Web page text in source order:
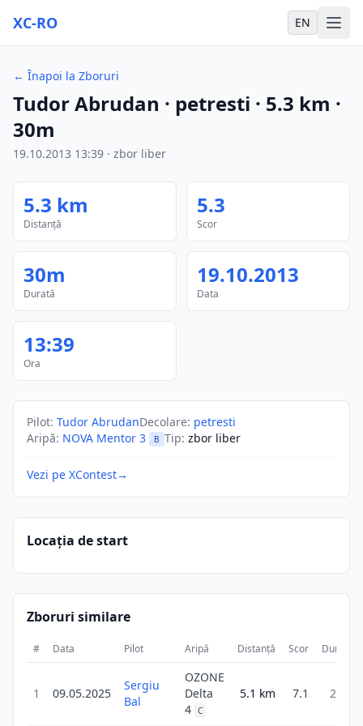
XC-RO EN
← Înapoi la Zboruri
Tudor Abrudan · petresti · 5.3 km ·
30m
19.10.2013 13:39 · zbor liber
5.3 km
Distanță
5.3
Scor
30m
Durată
19.10.2013
Data
13:39
Ora
Pilot: Tudor AbrudanDecolare: petresti
Aripă: NOVA Mentor 3 B Tip: zbor liber
Vezi pe XContest→
Locația de start
Zboruri similare
# Data Pilot Aripă Distanță Scor Durată
1 09.05.2025
Sergiu
Bal
OZONE
Delta
4 C
5.1 km 7.1 21m